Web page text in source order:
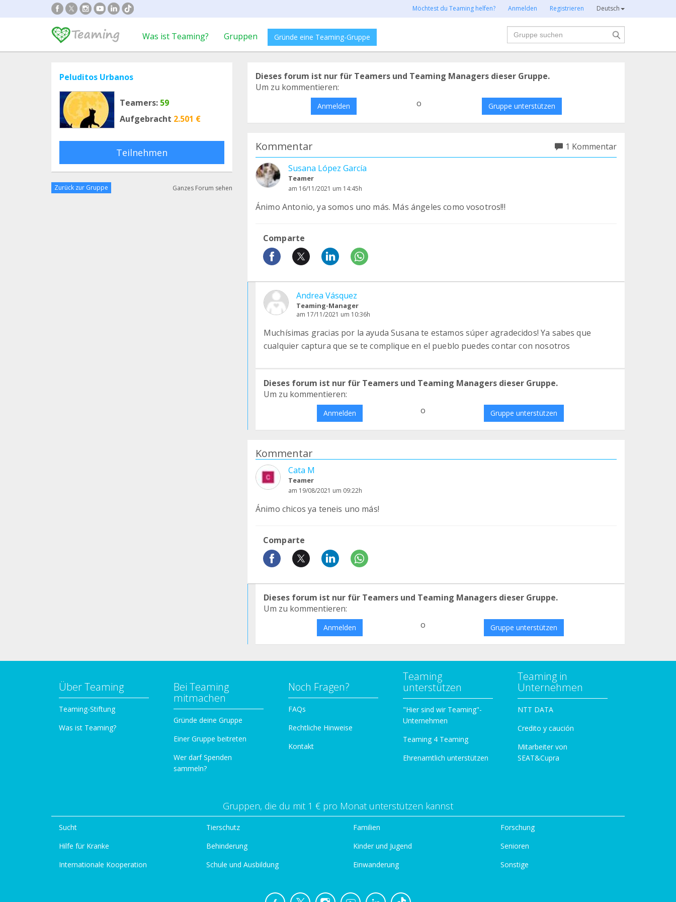
Möchtest du Teaming helfen? Anmelden Registrieren Deutsch
Was ist Teaming? Gruppen Gründe eine Teaming-Gruppe
Suche
Peluditos Urbanos
Teamers: 59
Aufgebracht 2.501 €
Teilnehmen
Zurück zur Gruppe Ganzes Forum sehen
Dieses forum ist nur für Teamers und Teaming Managers dieser Gruppe.
Um zu kommentieren:
Anmelden o Gruppe unterstützen
Kommentar
1 Kommentar
Susana López García
Teamer
am 16/11/2021 um 14:45h
Ánimo Antonio, ya somos uno más. Más ángeles como vosotros!!!
Comparte
Andrea Vásquez
Teaming-Manager
am 17/11/2021 um 10:36h
Muchísimas gracias por la ayuda Susana te estamos súper agradecidos! Ya sabes que
cualquier captura que se te complique en el pueblo puedes contar con nosotros
Dieses forum ist nur für Teamers und Teaming Managers dieser Gruppe.
Um zu kommentieren:
Anmelden o Gruppe unterstützen
Kommentar
Cata M
Teamer
am 19/08/2021 um 09:22h
Ánimo chicos ya teneis uno más!
Comparte
Dieses forum ist nur für Teamers und Teaming Managers dieser Gruppe.
Um zu kommentieren:
Anmelden o Gruppe unterstützen
Über Teaming
Teaming-Stiftung
Was ist Teaming?
Bei Teaming
mitmachen
Gründe deine Gruppe
Einer Gruppe beitreten
Wer darf Spenden
sammeln?
Noch Fragen?
FAQs
Rechtliche Hinweise
Kontakt
Teaming
unterstützen
"Hier sind wir Teaming"-
Unternehmen
Teaming 4 Teaming
Ehrenamtlich unterstützen
Teaming in
Unternehmen
NTT DATA
Credito y caución
Mitarbeiter von
SEAT&Cupra
Gruppen, die du mit 1 € pro Monat unterstützen kannst
Sucht
Hilfe für Kranke
Internationale Kooperation
Tierschutz
Behinderung
Schule und Ausbildung
Familien
Kinder und Jugend
Einwanderung
Forschung
Senioren
Sonstige